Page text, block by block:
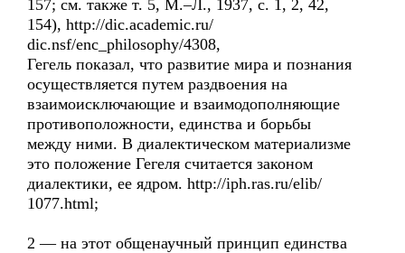
157; см. также т. 5, М.–Л., 1937, с. 1, 2, 42,
154), http://dic.academic.ru/
dic.nsf/enc_philosophy/4308,
Гегель показал, что развитие мира и познания
осуществляется путем раздвоения на
взаимоисключающие и взаимодополняющие
противоположности, единства и борьбы
между ними. В диалектическом материализме
это положение Гегеля считается законом
диалектики, ее ядром. http://iph.ras.ru/elib/
1077.html;
2 — на этот общенаучный принцип единства